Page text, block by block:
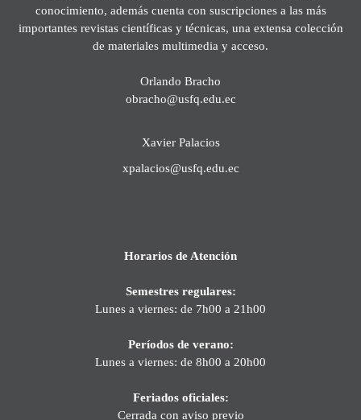
conocimiento, además cuenta con suscripciones a las más
importantes revistas científicas y técnicas, una extensa colección
de materiales multimedia y acceso.
Orlando Bracho
obracho@usfq.edu.ec
Xavier Palacios
xpalacios@usfq.edu.ec
Horarios de Atención
Semestres regulares:
Lunes a viernes: de 7h00 a 21h00
Períodos de verano:
Lunes a viernes: de 8h00 a 20h00
Feriados oficiales:
Cerrada con aviso previo